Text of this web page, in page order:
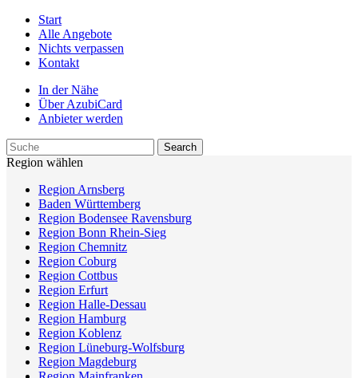
Start
Alle Angebote
Nichts verpassen
Kontakt
In der Nähe
Über AzubiCard
Anbieter werden
Region wählen
Region Arnsberg
Baden Württemberg
Region Bodensee Ravensburg
Region Bonn Rhein-Sieg
Region Chemnitz
Region Coburg
Region Cottbus
Region Erfurt
Region Halle-Dessau
Region Hamburg
Region Koblenz
Region Lüneburg-Wolfsburg
Region Magdeburg